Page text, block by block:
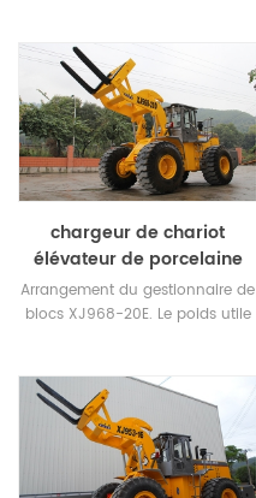
tonnes.
chargeur de chariot
élévateur de porcelaine
Arrangement du gestionnaire de
blocs XJ968-20E. Le poids utile
marques.